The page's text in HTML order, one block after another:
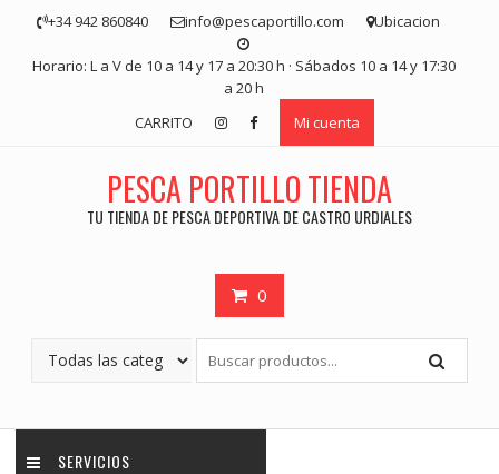
contenido
+34 942 860840 info@pescaportillo.com Ubicacion
Horario: L a V de 10 a 14 y 17 a 20:30 h · Sábados 10 a 14 y 17:30
a 20 h
CARRITO
Mi cuenta
PESCA PORTILLO TIENDA
TU TIENDA DE PESCA DEPORTIVA DE CASTRO URDIALES
0
SERVICIOS